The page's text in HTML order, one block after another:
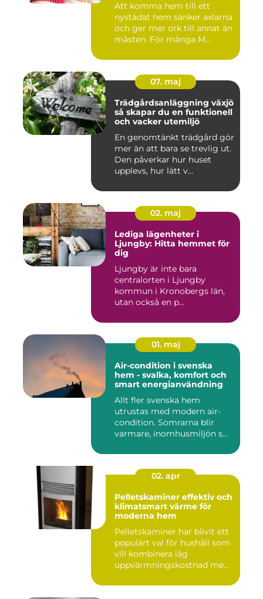
Att komma hem till ett
nystädat hem sänker axlarna
och ger mer ork till annat än
måsten. För många M...
07. maj
Trädgårdsanläggning växjö
så skapar du en funktionell
och vacker utemiljö
En genomtänkt trädgård gör
mer än att bara se trevlig ut.
Den påverkar hur huset
upplevs, hur lätt v...
02. maj
Lediga lägenheter i
Ljungby: Hitta hemmet för
dig
Ljungby är inte bara
centralorten i Ljungby
kommun i Kronobergs län,
utan också en p...
01. maj
Air-condition i svenska
hem - svalka, komfort och
smart energianvändning
Allt fler svenska hem
utrustas med modern air-
condition. Somrarna blir
varmare, inomhusmiljön s...
02. apr
Pelletskaminer effektiv och
klimatsmart värme för
moderna hem
Pelletskaminer har blivit ett
populärt val för hushåll som
vill kombinera låg
uppvärmningskostnad me...